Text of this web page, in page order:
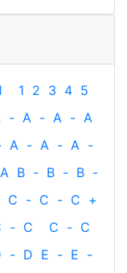
1 2 3 4 5
- A - A - A
A - A - A -
A B - B - B -
C - C - C +
- C C - C
- D E - E -